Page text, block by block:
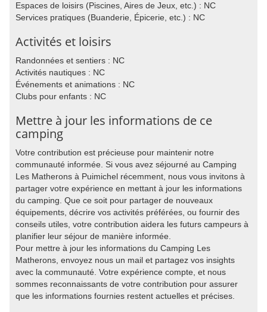
Espaces de loisirs (Piscines, Aires de Jeux, etc.) : NC
Services pratiques (Buanderie, Épicerie, etc.) : NC
Activités et loisirs
Randonnées et sentiers : NC
Activités nautiques : NC
Événements et animations : NC
Clubs pour enfants : NC
Mettre à jour les informations de ce
camping
Votre contribution est précieuse pour maintenir notre
communauté informée. Si vous avez séjourné au Camping
Les Matherons à Puimichel récemment, nous vous invitons à
partager votre expérience en mettant à jour les informations
du camping. Que ce soit pour partager de nouveaux
équipements, décrire vos activités préférées, ou fournir des
conseils utiles, votre contribution aidera les futurs campeurs à
planifier leur séjour de manière informée.
Pour mettre à jour les informations du Camping Les
Matherons, envoyez nous un mail et partagez vos insights
avec la communauté. Votre expérience compte, et nous
sommes reconnaissants de votre contribution pour assurer
que les informations fournies restent actuelles et précises.